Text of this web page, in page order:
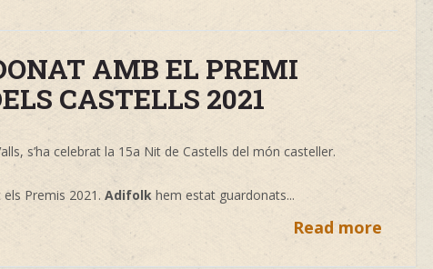
AMB EL PREMI
CASTELLS 2021
s’ha celebrat la 15a Nit de Castells del món casteller.
els Premis 2021. Adifolk hem estat guardonats...
Read more